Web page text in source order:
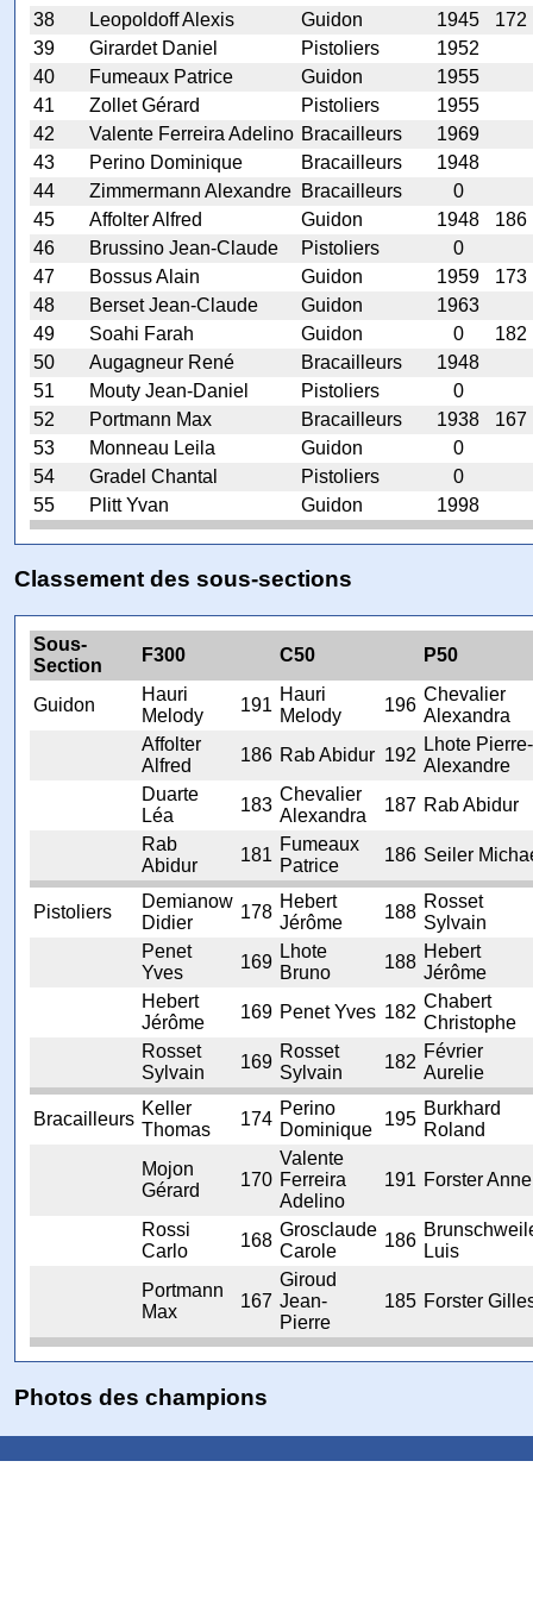
38
Leopoldoff Alexis Guidon 1945
172
39
Girardet Daniel Pistoliers
1952
40
Fumeaux Patrice Guidon
1955
41
Zollet Gérard Pistoliers
1955
42
Valente Ferreira Adelino Bracailleurs
1969
43
Perino Dominique Bracailleurs
1948
44
Zimmermann Alexandre Bracailleurs
0
45
Affolter Alfred Guidon 1948
186
46
Brussino Jean-Claude Pistoliers
0
47
Bossus Alain Guidon 1959
173
48
Berset Jean-Claude Guidon
1963
49
Soahi Farah Guidon 0
182
50
Augagneur René Bracailleurs
1948
51
Mouty Jean-Daniel Pistoliers
0
52
Portmann Max Bracailleurs 1938
167
53
Monneau Leila Guidon
0
54
Gradel Chantal Pistoliers
0
55
Plitt Yvan Guidon 1998
Classement des sous-sections
Sous-
Section
F300 C50 P50
Guidon
Hauri
Melody
191
Hauri
Melody
196
Chevalier
Alexandra
Affolter
Alfred
186 Rab Abidur 192
Lhote Pierre-
Alexandre
Duarte
Léa
183
Chevalier
Alexandra
187 Rab Abidur
Rab
Abidur
181
Fumeaux
Patrice
186 Seiler
Pistoliers
Demianow
Didier
178
Hebert
Jérôme
188
Rosset
Sylvain
Penet
Yves
169
Lhote
Bruno
188
Hebert
Jérôme
Hebert
Jérôme
169 Penet Yves 182
Chabert
Christophe
Rosset
Sylvain
169
Rosset
Sylvain
182
Février
Aurelie
Bracailleurs
Keller
Thomas
174
Perino
Dominique
195
Burkhard
Roland
Mojon
Gérard
170
Valente
Ferreira
Adelino
191 Forster Anne
Rossi
Carlo
168
Grosclaude
Carole
186
Luis
Portmann
Max
167
Giroud
Jean-
Pierre
185 Forster
Photos des champions